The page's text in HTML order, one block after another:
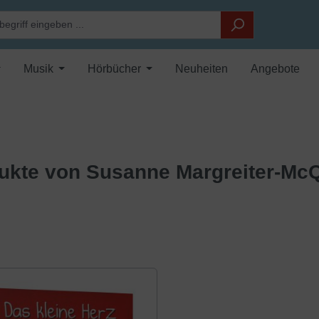
Musik Hörbücher Neuheiten Angebote
von Susanne Margreiter-